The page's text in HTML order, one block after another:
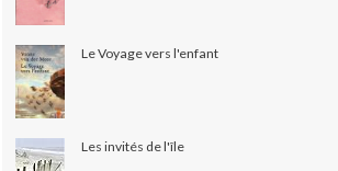
Le Voyage vers l'enfant
Les invités de l'île